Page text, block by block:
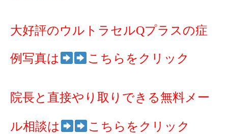
大好評のウルトラセルQプラスの症
例写真は こちらをクリック
院長と直接やり取りできる無料メー
ル相談は こちらをクリック